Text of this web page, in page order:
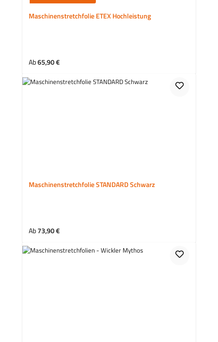
Maschinenstretchfolie ETEX Hochleistung
Regulärer Preis:
Ab65,90 €
Maschinenstretchfolie STANDARD Schwarz
Regulärer Preis:
Ab73,90 €